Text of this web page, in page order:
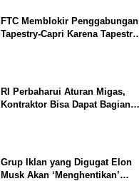
FTC Memblokir Penggabungan
Tapestry-Capri Karena Tapestry
RI Perbaharui Aturan Migas,
Kontraktor Bisa Dapat Bagian
Grup Iklan yang Digugat Elon
Musk Akan ‘Menghentikan’